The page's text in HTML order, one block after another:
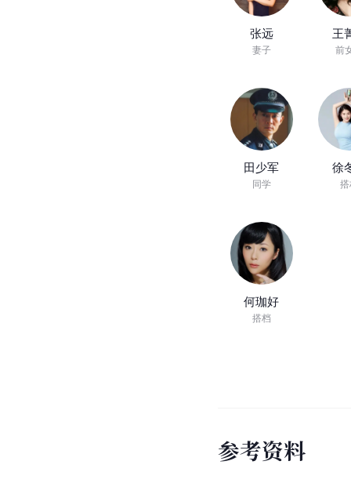
张远
妻子
王
前
田少军
同学
徐
何珈好
搭档
参考资料